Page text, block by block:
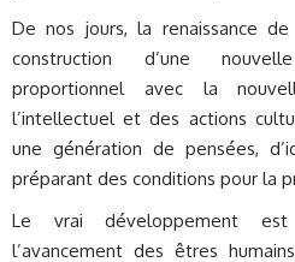
De nos jours, la renaissance
construction d’une
proportionnel avec la
l’intellectuel et des actions
une génération de pensées,
préparant des conditions pour la
Le vrai développement
l’avancement des êtres